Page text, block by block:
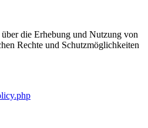
die Erhebung und Nutzung von
Rechte und Schutzmöglichkeiten